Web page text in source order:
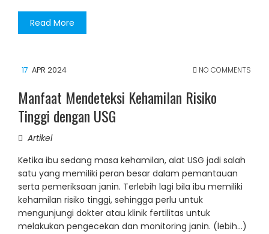
Read More
17 APR 2024 NO COMMENTS
Manfaat Mendeteksi Kehamilan Risiko
Tinggi dengan USG
Artikel
Ketika ibu sedang masa kehamilan, alat USG jadi salah
satu yang memiliki peran besar dalam pemantauan
serta pemeriksaan janin. Terlebih lagi bila ibu memiliki
kehamilan risiko tinggi, sehingga perlu untuk
mengunjungi dokter atau klinik fertilitas untuk
melakukan pengecekan dan monitoring janin. (lebih…)